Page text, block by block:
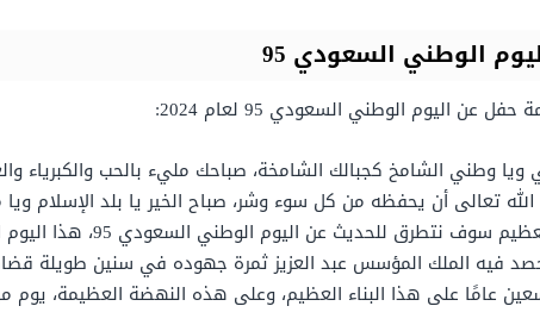
الوطني السعودي 95
اليوم الوطني السعودي 95 لعام 2024:
ويا وطني الشامخ كجبالك الشامخة، صباحك مليء بالحب والكبرياء
تعالى أن يحفظه من كل سوء وشر، صباح الخير يا بلد الإسلام
الصباح وفي هذا الحفل
فيه الملك المؤسس عبد العزيز ثمرة جهوده في سنين طويلة
عامًا على هذا البناء العظيم، وعلى هذه النهضة العظيمة،